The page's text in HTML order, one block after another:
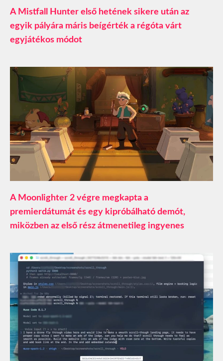
A Mistfall Hunter első hetének sikere után az
egyik pályára máris beígérték a régóta várt
egyjátékos módot
A Moonlighter 2 végre megkapta a
premierdátumát és egy kipróbálható demót,
miközben az első rész átmenetileg ingyenes